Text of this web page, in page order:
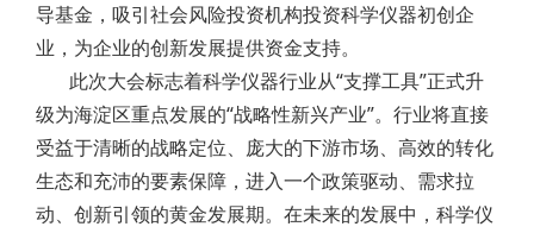
导基金，吸引社会风险投资机构投资科学仪器初创企
业，为企业的创新发展提供资金支持。
此次大会标志着科学仪器行业从“支撑工具”正式升
级为海淀区重点发展的“战略性新兴产业”。行业将直接
受益于清晰的战略定位、庞大的下游市场、高效的转化
生态和充沛的要素保障，进入一个政策驱动、需求拉
动、创新引领的黄金发展期。在未来的发展中，科学仪